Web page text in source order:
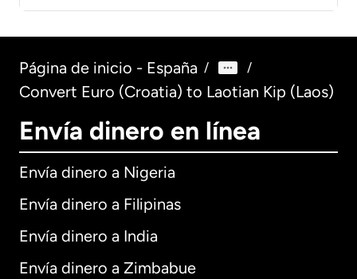
Página de inicio - España / /
Convert Euro (Croatia) to Laotian Kip (Laos)
Envía dinero en línea
Envía dinero a Nigeria
Envía dinero a Filipinas
Envía dinero a India
Envía dinero a Zimbabue